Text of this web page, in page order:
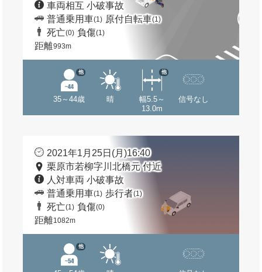
車両相互 小破事故
普通乗用車(1) 原付自転車(1)
死亡(0) 負傷(1)
距離993m
35～44歳
他
晴
幅5.5～
13.0m
他
信号なし
2021年1月25日(月)16:40
栗原市若柳字川北橋元 付近
人対車両 小破事故
普通乗用車(1) 歩行者(1)
死亡(1) 負傷(0)
距離1082m
他